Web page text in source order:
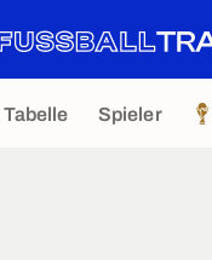
Tabelle Spieler